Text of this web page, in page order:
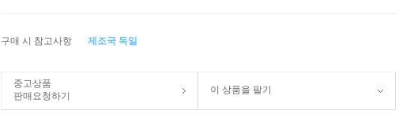
구매 시 참고사항 제조국 독일
중고상품
판매요청하기
이 상품을 팔기